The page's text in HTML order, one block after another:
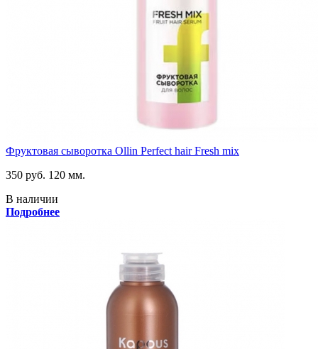
Фруктовая сыворотка Ollin Perfect hair Fresh mix
350 руб. 120 мм.
В наличии
Подробнее